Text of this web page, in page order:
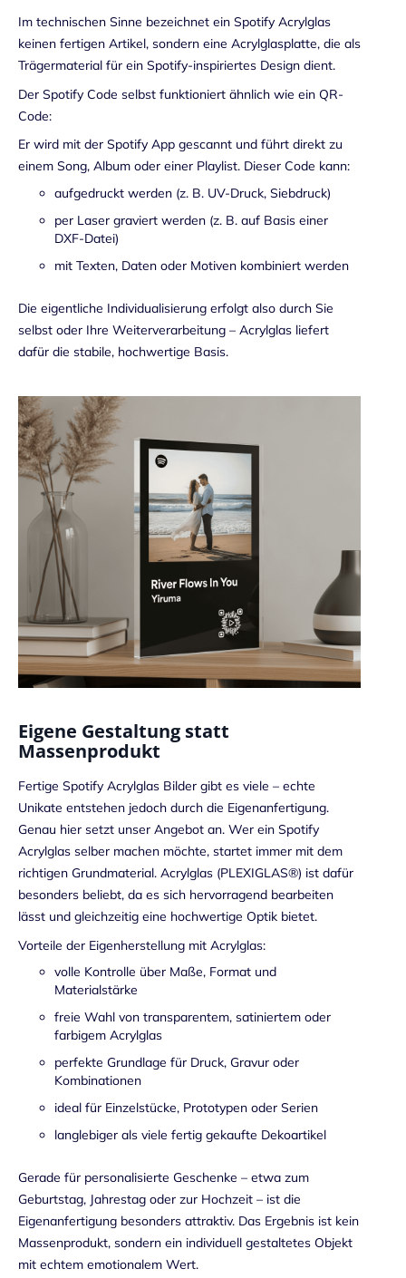
Im technischen Sinne bezeichnet ein Spotify Acrylglas
keinen fertigen Artikel, sondern eine Acrylglasplatte, die als
Trägermaterial für ein Spotify-inspiriertes Design dient.
Der Spotify Code selbst funktioniert ähnlich wie ein QR-
Code:
Er wird mit der Spotify App gescannt und führt direkt zu
einem Song, Album oder einer Playlist. Dieser Code kann:
aufgedruckt werden (z. B. UV-Druck, Siebdruck)
per Laser graviert werden (z. B. auf Basis einer
DXF-Datei)
mit Texten, Daten oder Motiven kombiniert werden
Die eigentliche Individualisierung erfolgt also durch Sie
selbst oder Ihre Weiterverarbeitung – Acrylglas liefert
dafür die stabile, hochwertige Basis.
Eigene Gestaltung statt
Massenprodukt
Fertige Spotify Acrylglas Bilder gibt es viele – echte
Unikate entstehen jedoch durch die Eigenanfertigung.
Genau hier setzt unser Angebot an. Wer ein Spotify
Acrylglas selber machen möchte, startet immer mit dem
richtigen Grundmaterial. Acrylglas (PLEXIGLAS®) ist dafür
besonders beliebt, da es sich hervorragend bearbeiten
lässt und gleichzeitig eine hochwertige Optik bietet.
Vorteile der Eigenherstellung mit Acrylglas:
volle Kontrolle über Maße, Format und
Materialstärke
freie Wahl von transparentem, satiniertem oder
farbigem Acrylglas
perfekte Grundlage für Druck, Gravur oder
Kombinationen
ideal für Einzelstücke, Prototypen oder Serien
langlebiger als viele fertig gekaufte Dekoartikel
Gerade für personalisierte Geschenke – etwa zum
Geburtstag, Jahrestag oder zur Hochzeit – ist die
Eigenanfertigung besonders attraktiv. Das Ergebnis ist kein
Massenprodukt, sondern ein individuell gestaltetes Objekt
mit echtem emotionalem Wert.